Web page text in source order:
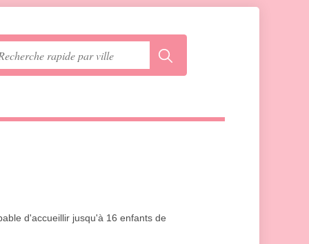
d'accueillir jusqu'à 16 enfants de